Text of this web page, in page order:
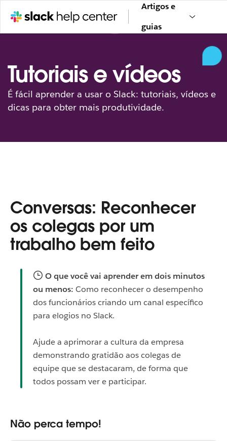
Artigos e
guias
Tutoriais e vídeos
É fácil aprender a usar o Slack: tutoriais, vídeos e
dicas para obter mais produtividade.
Conversas: Reconhecer
os colegas por um
trabalho bem feito
O que você vai aprender em dois minutos
ou menos: Como reconhecer o desempenho
dos funcionários criando um canal específico
para elogios no Slack.
Ajude a aprimorar a cultura da empresa
demonstrando gratidão aos colegas de
equipe que se destacaram, de forma que
todos possam ver e participar.
Não perca tempo!